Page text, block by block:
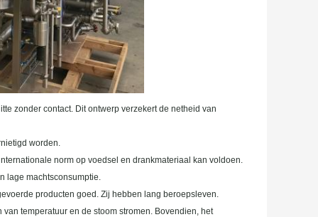
zonder contact. Dit ontwerp verzekert de netheid van
worden.
norm op voedsel en drankmateriaal kan voldoen.
lage machtsconsumptie.
producten goed. Zij hebben lang beroepsleven.
temperatuur en de stoom stromen. Bovendien, het